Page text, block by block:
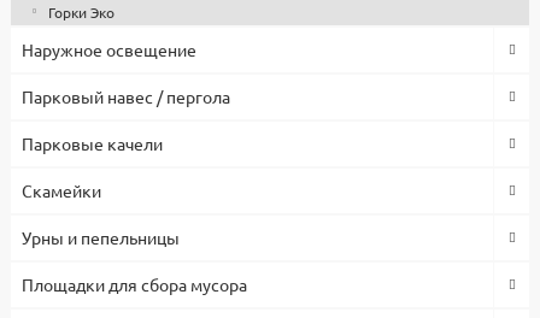
Горки Эко
Наружное освещение
Парковый навес / пергола
Парковые качели
Скамейки
Урны и пепельницы
Площадки для сбора мусора